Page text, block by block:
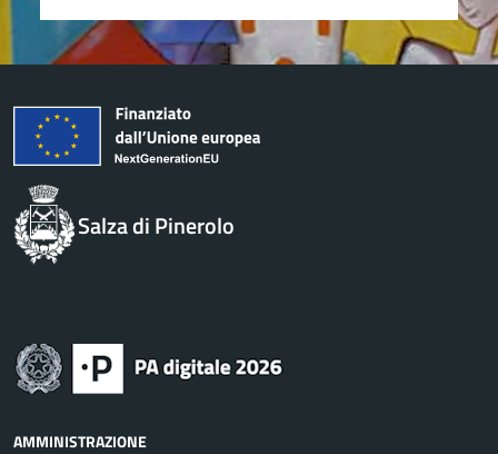
Salza di Pinerolo
AMMINISTRAZIONE